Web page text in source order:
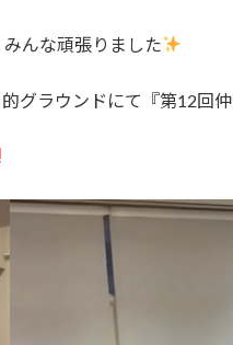
んな頑張りました
グラウンドにて『第12回